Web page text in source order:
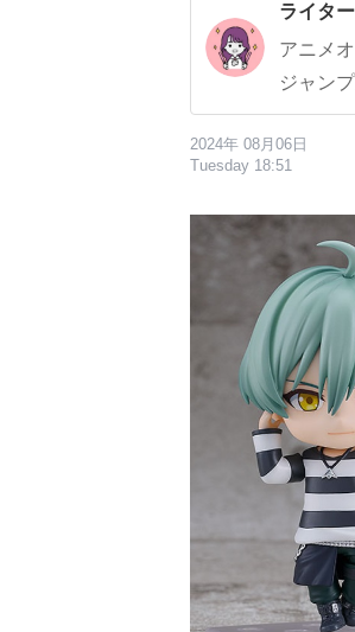
ライター
アニメ
ジャン
2024年 08月06日
Tuesday 18:51